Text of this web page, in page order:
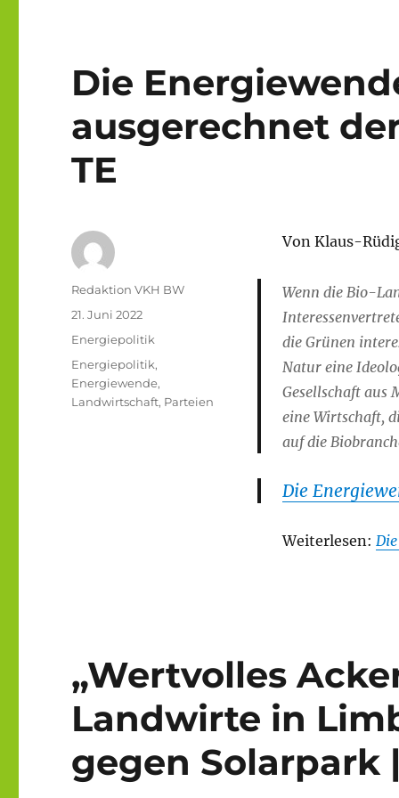
Die
ausgerechnet
TE
Von Klaus-
Wenn die Bio-
die Grünen
Natur eine
Gesellschaft aus
eine Wirtschaft,
auf die
Die
Weiterlesen:
Autor
Redaktion VKH BW
Veröffentlicht
21. Juni 2022
Kategorien
Energiepolitik
Schlagwörter
Energiepolitik,
Energiewende,
Landwirtschaft, Parteien
„Wertvolles
Landwirte in
gegen Solarpark